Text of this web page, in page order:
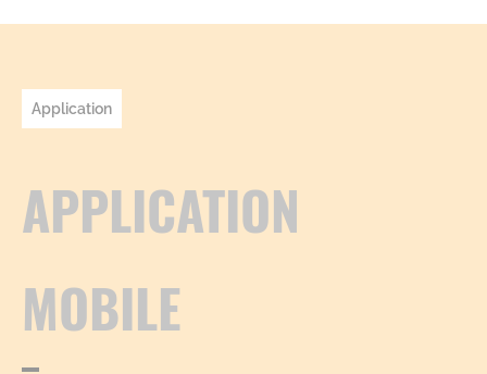
Application
APPLICATION
MOBILE